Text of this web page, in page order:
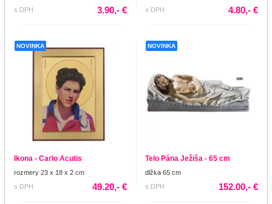
s DPH
3.90,- € s DPH 4.80,- €
NOVINKA
Ikona - Carlo Acutis
rozmery 23 x 18 x 2 cm
s DPH
49.20,- €
NOVINKA
Telo Pána Ježiša - 65 cm
dlžka 65 cm
s DPH
152.00,- €